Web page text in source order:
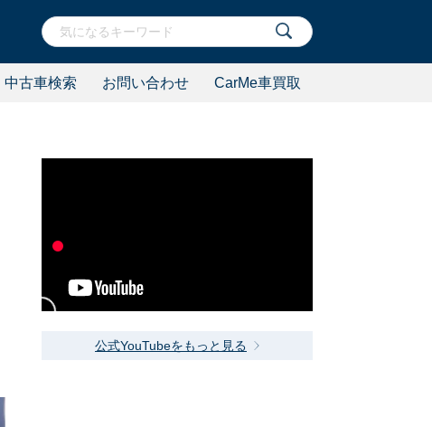
中古車検索 お問い合わせ CarMe車買取
公式YouTubeをもっと見る